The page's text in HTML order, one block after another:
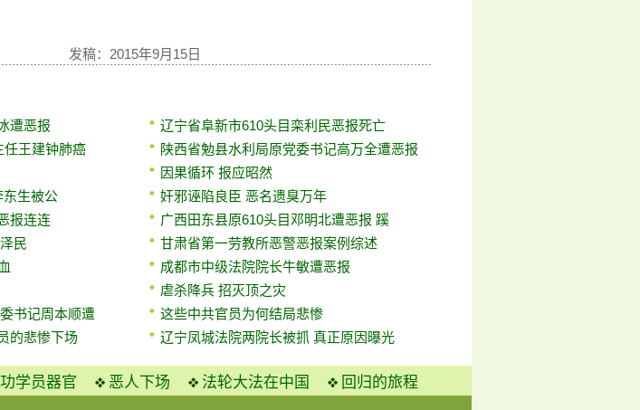
发稿：2015年9月15日
遭恶报
任王建钟肺癌
东生被公
报连连
民
书记周本顺遭
的悲惨下场
辽宁省阜新市610头目栾利民恶报死亡
陕西省勉县水利局原党委书记高万全遭恶报
因果循环 报应昭然
奸邪诬陷良臣 恶名遗臭万年
广西田东县原610头目邓明北遭恶报 蹊
甘肃省第一劳教所恶警恶报案例综述
成都市中级法院院长牛敏遭恶报
虐杀降兵 招灭顶之灾
这些中共官员为何结局悲惨
辽宁凤城法院两院长被抓 真正原因曝光
学员器官 恶人下场 法轮大法在中国 回归的旅程